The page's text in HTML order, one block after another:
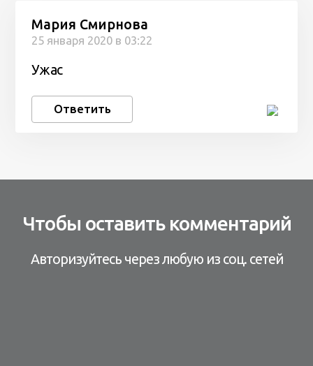
Мария Смирнова
25 января 2020 в 03:22
Ужас
Ответить
Чтобы оставить комментарий
Авторизуйтесь через любую из соц. сетей